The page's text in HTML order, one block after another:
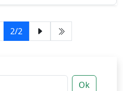
2/2
Ok